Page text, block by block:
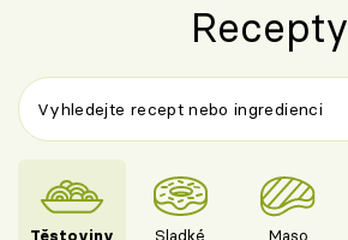
Recepty
Těstoviny Sladké Maso